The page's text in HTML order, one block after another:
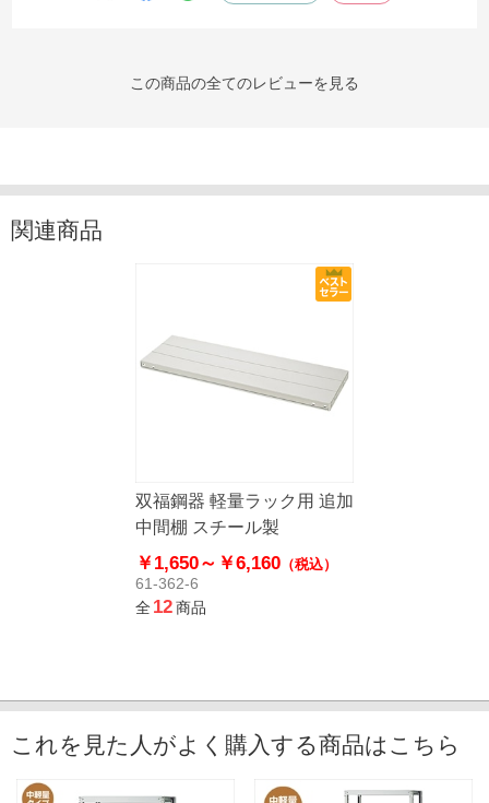
この商品の全てのレビューを見る
関連商品
双福鋼器 軽量ラック用 追加
中間棚 スチール製
￥1,650～ ￥6,160（税込）
61-362-6
全12商品
これを見た人がよく購入する商品はこちら